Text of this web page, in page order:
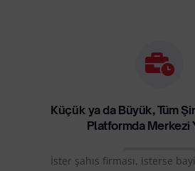
Küçük ya da Büyük, Tüm
Platformda Merkezi
İster şahıs firması, isterse